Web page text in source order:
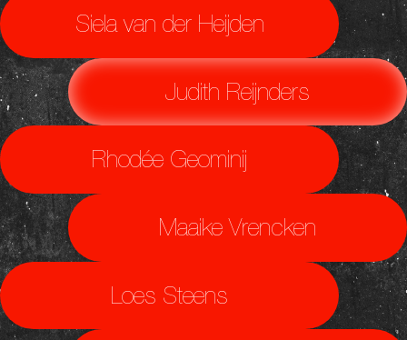
Siela van der Heijden
Judith Reijnders
Rhodée Geominij
Maaike Vrencken
Loes Steens